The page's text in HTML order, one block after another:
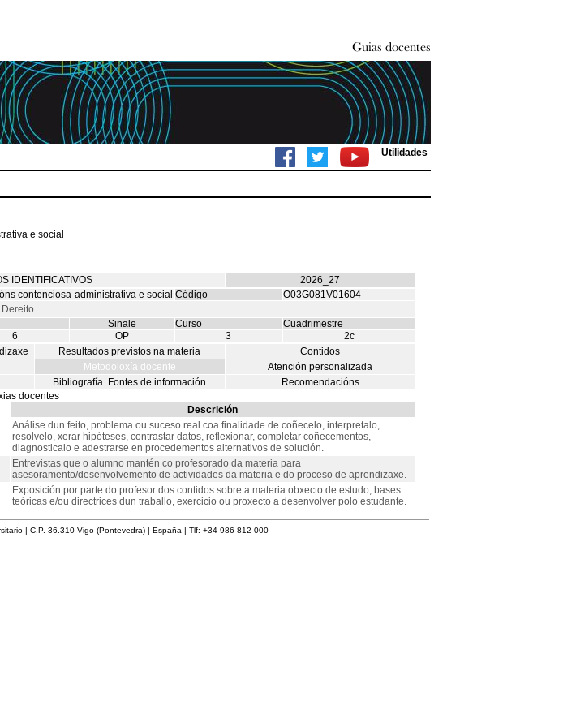
Utilidades
e social
IDENTIFICATIVOS
2026_27
contenciosa-administrativa e social Código
O03G081V01604
Sinale Curso
Cuadrimestre
6
OP 3
2c
Resultados previstos na materia
Contidos
Metodoloxía docente
Atención personalizada
Bibliografía. Fontes de información
Recomendacións
docentes
Descrición
Análise dun feito, problema ou suceso real coa finalidade de coñecelo, interpretalo,
resolvelo, xerar hipóteses, contrastar datos, reflexionar, completar coñecementos,
diagnosticalo e adestrarse en procedementos alternativos de solución.
Entrevistas que o alumno mantén co profesorado da materia para
asesoramento/desenvolvemento de actividades da materia e do proceso de aprendizaxe.
Exposición por parte do profesor dos contidos sobre a materia obxecto de estudo, bases
teóricas e/ou directrices dun traballo, exercicio ou proxecto a desenvolver polo estudante.
| C.P. 36.310 Vigo (Pontevedra) | España | Tlf: +34 986 812 000